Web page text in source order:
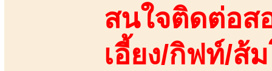
สนใจติดต่อส
เอี้ยง/กิฟท์/ส้